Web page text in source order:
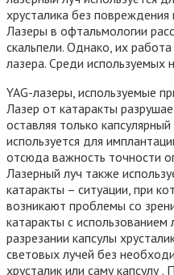
хрусталика без повреждения
Лазеры в офтальмологии
скальпели. Однако, их
лазера. Среди используемых
YAG-лазеры, используемые
Лазер от катаракты
оставляя только
используется для
отсюда важность точности
Лазерный луч также
катаракты – ситуации, при
возникают проблемы со
катаракты с использованием
разрезании капсулы
световых лучей без
хрусталик или саму капсулу